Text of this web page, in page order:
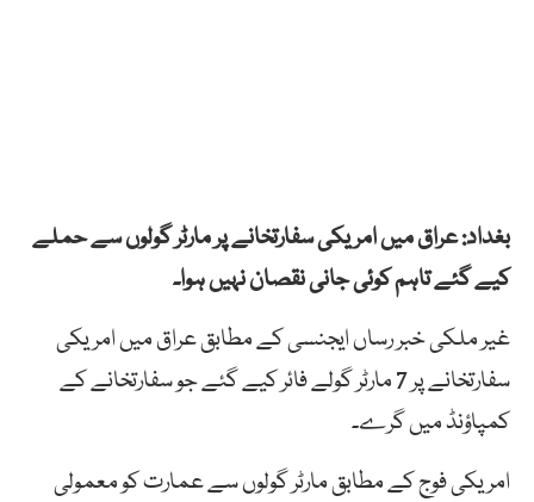
بغداد: عراق میں امریکی سفارتخانے پر مارٹر گولوں سے حملے
کیے گئے تاہم کوئی جانی نقصان نہیں ہوا۔
غیر ملکی خبر رساں ایجنسی کے مطابق عراق میں امریکی
سفارتخانے پر 7 مارٹر گولے فائر کیے گئے جو سفارتخانے کے
کمپاؤنڈ میں گرے۔
امریکی فوج کے مطابق مارٹر گولوں سے عمارت کو معمولی